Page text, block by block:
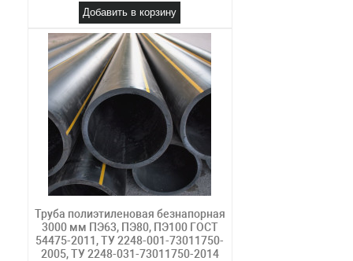
Добавить в корзину
Труба полиэтиленовая безнапорная
3000 мм ПЭ63, ПЭ80, ПЭ100 ГОСТ
54475-2011, ТУ 2248-001-73011750-
2005, ТУ 2248-031-73011750-2014